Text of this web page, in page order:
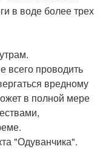
в воде более трех
проводить
вредному
в полной мере
"Одуванчика".